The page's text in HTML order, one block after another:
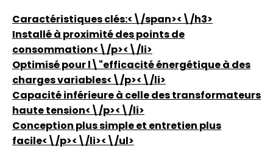
Caractéristiques clés:<\/span><\/h3>
Installé à proximité des points de
consommation<\/p><\/li>
Optimisé pour l\"efficacité énergétique à des
charges variables<\/p><\/li>
Capacité inférieure à celle des transformateurs
haute tension<\/p><\/li>
Conception plus simple et entretien plus
facile<\/p><\/li><\/ul>